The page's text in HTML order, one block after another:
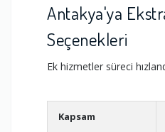
Antakya'ya
Seçenekleri
Ek hizmetler süreci
Kapsam